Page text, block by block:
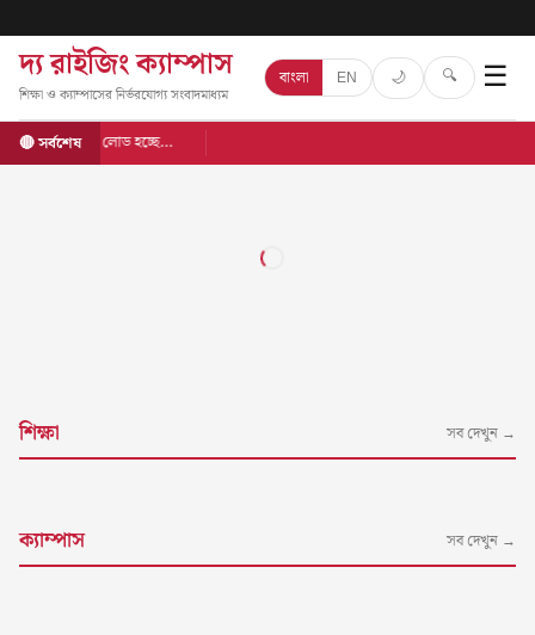
দ্য রাইজিং ক্যাম্পাস
শিক্ষা ও ক্যাম্পাসের নির্ভরযোগ্য সংবাদমাধ্যম
বাংলা EN 🌙 🔍 ☰
🔴 সর্বশেষ লোড হচ্ছে…
শিক্ষা সব দেখুন →
ক্যাম্পাস সব দেখুন →